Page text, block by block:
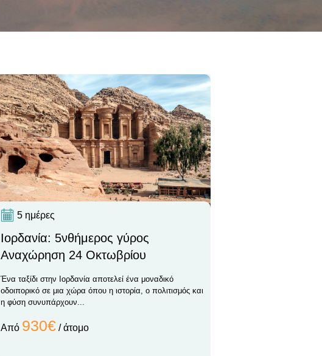
5 ημέρες
Ιορδανία: 5νθήμερος γύρος
Αναχώρηση 24 Οκτωβρίου
Ένα ταξίδι στην Ιορδανία αποτελεί ένα μοναδικό
οδοιπορικό σε μια χώρα όπου η ιστορία, ο πολιτισμός και
η φύση συνυπάρχουν...
Από 930€/ άτομο